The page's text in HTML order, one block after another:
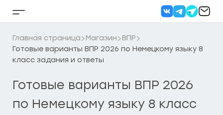
Кнопка
бокового
меню
Главная страница Магазин
ВПР
Готовые варианты ВПР 2026 по Немецкому языку 8
класс задания и ответы
Готовые варианты ВПР 2026
по Немецкому языку 8 класс